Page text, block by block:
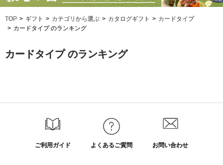
TOP ギフト カテゴリから選ぶ カタログギフト
カードタイプ
カードタイプ のランキング
カードタイプ のランキング
ご利用ガイド よくあるご質問 お問い合わせ